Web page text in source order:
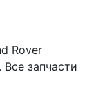
Rover
Все запчасти